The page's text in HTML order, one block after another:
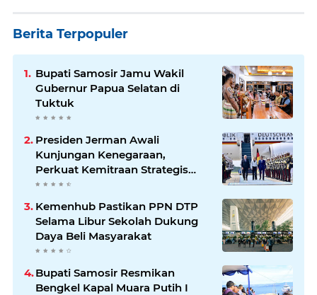
Berita Terpopuler
Bupati Samosir Jamu Wakil
Gubernur Papua Selatan di
Tuktuk
Presiden Jerman Awali
Kunjungan Kenegaraan,
Perkuat Kemitraan Strategis
Indonesia–Jerman
Kemenhub Pastikan PPN DTP
Selama Libur Sekolah Dukung
Daya Beli Masyarakat
Bupati Samosir Resmikan
Bengkel Kapal Muara Putih I